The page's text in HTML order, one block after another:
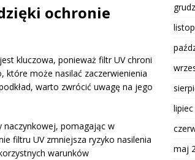
ochronie
kluczowa, ponieważ filtr UV chroni
które może nasilać zaczerwienienia
warto zwrócić uwagę na jego
naczynkowej, pomagając w
filtru UV zmniejsza ryzyko nasilenia
warunków
maj